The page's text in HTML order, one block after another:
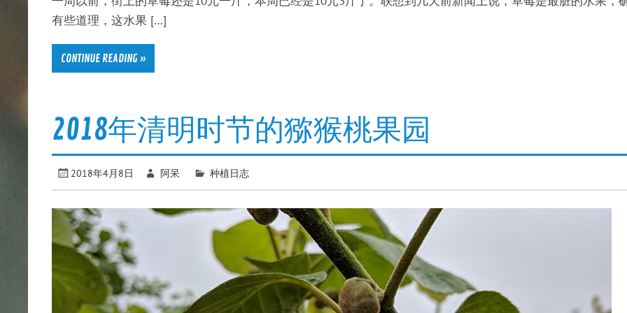
有些道理，这水果 […]
CONTINUE READING »
2018年清明时节的猕猴桃果园
2018年4月8日 阿呆 种植日志